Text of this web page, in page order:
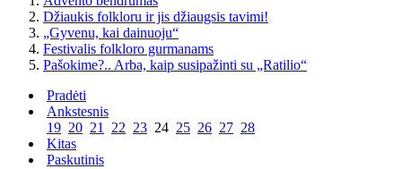
Džiaukis folkloru ir jis džiaugsis tavimi!
„Gyvenu, kai dainuoju“
Festivalis folkloro gurmanams
Pašokime?.. Arba, kaip susipažinti su „Ratilio“
Pradėti
Ankstesnis
19 20 21 22 23 24 25 26 27 28
Kitas
Paskutinis